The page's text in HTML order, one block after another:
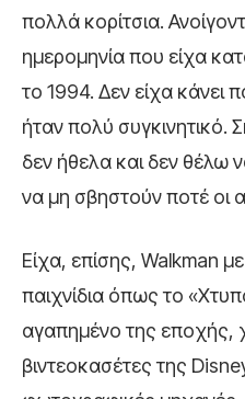
πολλά κορίτσια.
ημερομηνία που είχα
το 1994. Δεν είχα κάνει
ήταν πολύ συγκινητικό.
δεν ήθελα και δεν θέλω
να μη σβηστούν ποτέ οι
Είχα, επίσης, Walkman
παιχνίδια όπως το
αγαπημένο της εποχής,
βιντεοκασέτες της